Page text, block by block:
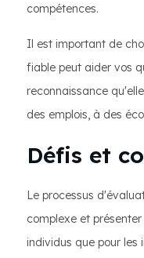
compétences.
Il est important de
fiable peut aider vos
reconnaissance
des emplois, à des
Défis et
Le processus
complexe et
individus que pour les